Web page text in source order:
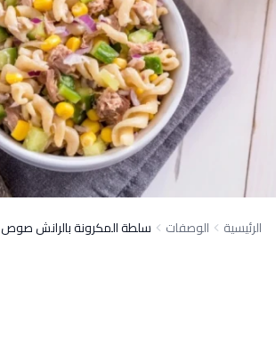
الرئيسية الوصفات سلطة المكرونة بالرانش صوص